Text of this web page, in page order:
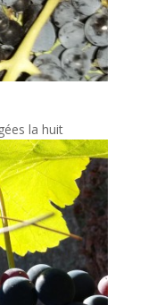
la huit